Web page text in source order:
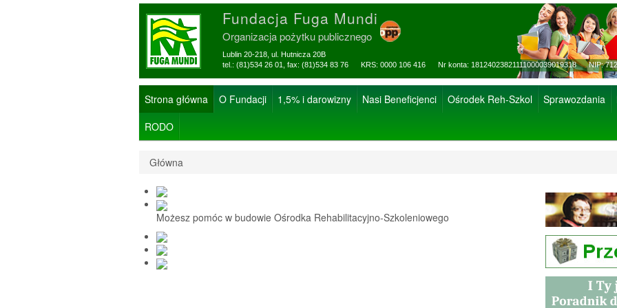
Fundacja Fuga Mundi
Organizacja pożytku publicznego
Lublin 20-218, ul. Hutnicza 20B
tel.: (81)534 26 01, fax: (81)534 83 76 KRS: 0000 106 416 Nr konta: 18124023821111000039019318 NIP:
Strona główna O Fundacji 1,5% i darowizny Nasi Beneficjenci Ośrodek Reh-Szkol Sprawozdania
RODO
Główna
Możesz pomóc w budowie Ośrodka Rehabilitacyjno-Szkoleniowego